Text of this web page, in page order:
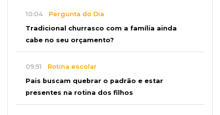
10:04 Pergunta do Dia
Tradicional churrasco com a família ainda
cabe no seu orçamento?
09:51 Rotina escolar
Pais buscam quebrar o padrão e estar
presentes na rotina dos filhos